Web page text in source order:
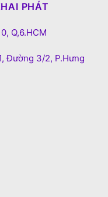
PHÁT
Q,6.HCM
Đường 3/2, P.Hưng